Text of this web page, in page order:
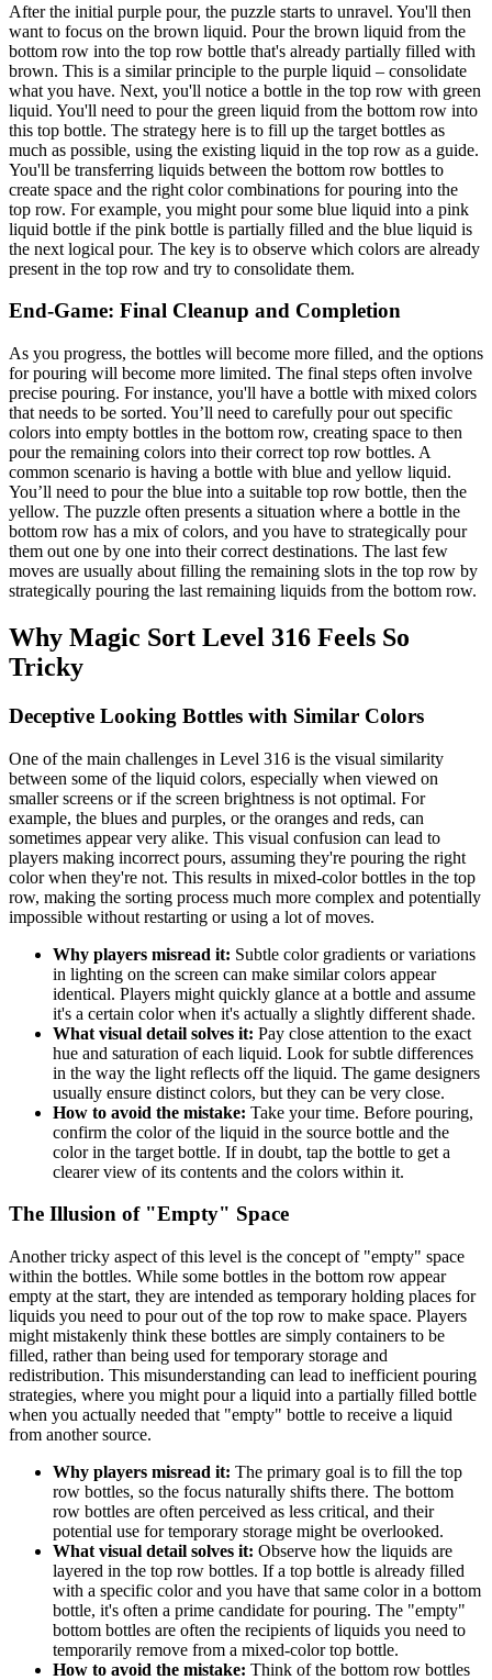
After the initial purple pour, the puzzle starts to unravel. You'll then
want to focus on the brown liquid. Pour the brown liquid from the
bottom row into the top row bottle that's already partially filled with
brown. This is a similar principle to the purple liquid – consolidate
what you have. Next, you'll notice a bottle in the top row with green
liquid. You'll need to pour the green liquid from the bottom row into
this top bottle. The strategy here is to fill up the target bottles as
much as possible, using the existing liquid in the top row as a guide.
You'll be transferring liquids between the bottom row bottles to
create space and the right color combinations for pouring into the
top row. For example, you might pour some blue liquid into a pink
liquid bottle if the pink bottle is partially filled and the blue liquid is
the next logical pour. The key is to observe which colors are already
present in the top row and try to consolidate them.
End-Game: Final Cleanup and Completion
As you progress, the bottles will become more filled, and the options
for pouring will become more limited. The final steps often involve
precise pouring. For instance, you'll have a bottle with mixed colors
that needs to be sorted. You’ll need to carefully pour out specific
colors into empty bottles in the bottom row, creating space to then
pour the remaining colors into their correct top row bottles. A
common scenario is having a bottle with blue and yellow liquid.
You’ll need to pour the blue into a suitable top row bottle, then the
yellow. The puzzle often presents a situation where a bottle in the
bottom row has a mix of colors, and you have to strategically pour
them out one by one into their correct destinations. The last few
moves are usually about filling the remaining slots in the top row by
strategically pouring the last remaining liquids from the bottom row.
Why Magic Sort Level 316 Feels So
Tricky
Deceptive Looking Bottles with Similar Colors
One of the main challenges in Level 316 is the visual similarity
between some of the liquid colors, especially when viewed on
smaller screens or if the screen brightness is not optimal. For
example, the blues and purples, or the oranges and reds, can
sometimes appear very alike. This visual confusion can lead to
players making incorrect pours, assuming they're pouring the right
color when they're not. This results in mixed-color bottles in the top
row, making the sorting process much more complex and potentially
impossible without restarting or using a lot of moves.
Why players misread it: Subtle color gradients or variations
in lighting on the screen can make similar colors appear
identical. Players might quickly glance at a bottle and assume
it's a certain color when it's actually a slightly different shade.
What visual detail solves it: Pay close attention to the exact
hue and saturation of each liquid. Look for subtle differences
in the way the light reflects off the liquid. The game designers
usually ensure distinct colors, but they can be very close.
How to avoid the mistake: Take your time. Before pouring,
confirm the color of the liquid in the source bottle and the
color in the target bottle. If in doubt, tap the bottle to get a
clearer view of its contents and the colors within it.
The Illusion of "Empty" Space
Another tricky aspect of this level is the concept of "empty" space
within the bottles. While some bottles in the bottom row appear
empty at the start, they are intended as temporary holding places for
liquids you need to pour out of the top row to make space. Players
might mistakenly think these bottles are simply containers to be
filled, rather than being used for temporary storage and
redistribution. This misunderstanding can lead to inefficient pouring
strategies, where you might pour a liquid into a partially filled bottle
when you actually needed that "empty" bottle to receive a liquid
from another source.
Why players misread it: The primary goal is to fill the top
row bottles, so the focus naturally shifts there. The bottom
row bottles are often perceived as less critical, and their
potential use for temporary storage might be overlooked.
What visual detail solves it: Observe how the liquids are
layered in the top row bottles. If a top bottle is already filled
with a specific color and you have that same color in a bottom
bottle, it's often a prime candidate for pouring. The "empty"
bottom bottles are often the recipients of liquids you need to
temporarily remove from a mixed-color top bottle.
How to avoid the mistake: Think of the bottom row bottles